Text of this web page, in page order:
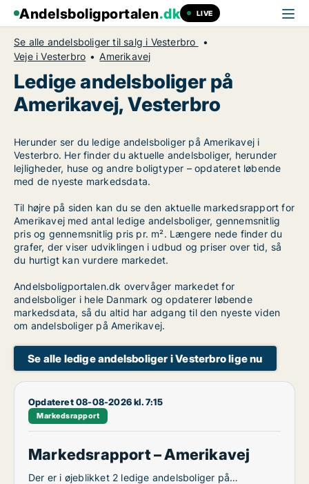
Andelsboligportalen.dk LIVE
Se alle andelsboliger til salg i Vesterbro
Veje i Vesterbro
Amerikavej
Ledige andelsboliger på
Amerikavej, Vesterbro
Herunder ser du ledige andelsboliger på Amerikavej i
Vesterbro. Her finder du aktuelle andelsboliger, herunder
lejligheder, huse og andre boligtyper – opdateret løbende
med de nyeste markedsdata.
Til højre på siden kan du se den aktuelle markedsrapport for
Amerikavej med antal ledige andelsboliger, gennemsnitlig
pris og gennemsnitlig pris pr. m². Længere nede finder du
grafer, der viser udviklingen i udbud og priser over tid, så
du hurtigt kan vurdere markedet.
Andelsboligportalen.dk overvåger markedet for
andelsboliger i hele Danmark og opdaterer løbende
markedsdata, så du altid har adgang til den nyeste viden
om andelsboliger på Amerikavej.
Se alle ledige andelsboliger i Vesterbro lige nu
Opdateret 08-08-2026 kl. 7:15
Markedsrapport
Markedsrapport – Amerikavej
Der er i øjeblikket 2 ledige andelsboliger på